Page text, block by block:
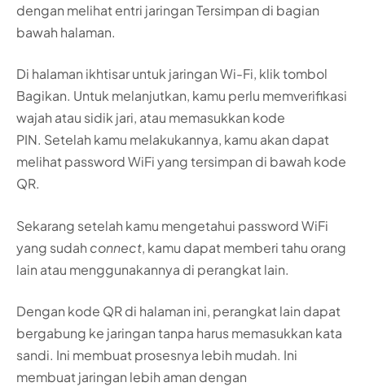
dengan melihat entri jaringan Tersimpan di bagian
bawah halaman.
Di halaman ikhtisar untuk jaringan Wi-Fi, klik tombol
Bagikan. Untuk melanjutkan, kamu perlu memverifikasi
wajah atau sidik jari, atau memasukkan kode
PIN. Setelah kamu melakukannya, kamu akan dapat
melihat password WiFi yang tersimpan di bawah kode
QR.
Sekarang setelah kamu mengetahui password WiFi
yang sudah connect, kamu dapat memberi tahu orang
lain atau menggunakannya di perangkat lain.
Dengan kode QR di halaman ini, perangkat lain dapat
bergabung ke jaringan tanpa harus memasukkan kata
sandi. Ini membuat prosesnya lebih mudah. Ini
membuat jaringan lebih aman dengan